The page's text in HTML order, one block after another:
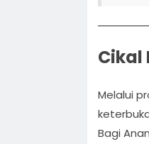
Cikal
Melalui
Bagi